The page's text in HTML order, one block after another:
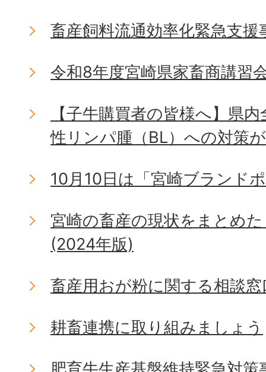
畜産飼料流通効率化緊急支援
令和8年度宮崎県家畜商講習
【子牛購買者の皆様へ】県
性リンパ腫（BL）への対策
10月10日は「宮崎ブランド
宮崎の畜産の現状をまとめ
(2024年版)
畜産用おが粉に関する相談
耕畜連携に取り組みましょう